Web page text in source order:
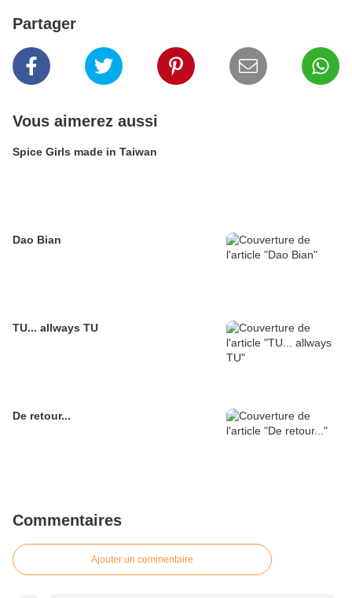
Partager
Vous aimerez aussi
Spice Girls made in Taiwan
Dao Bian
TU... allways TU
De retour...
Commentaires
Ajouter un commentaire